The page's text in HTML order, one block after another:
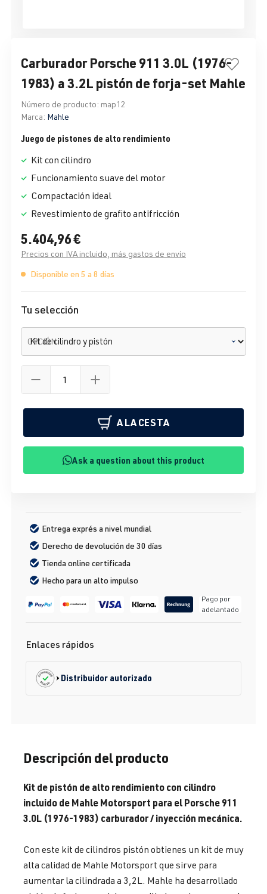
Carburador Porsche 911 3.0L (1976-
1983) a 3.2L pistón de forja-set Mahle
Número de producto: map12
Marca: Mahle
Juego de pistones de alto rendimiento
Kit con cilindro
Funcionamiento suave del motor
Compactación ideal
Revestimiento de grafito antifricción
5.404,96 €
Precios con IVA incluido, más gastos de envío
Disponible en 5 a 8 días
Tu selección
OPCIÓN
A LA CESTA
Ask a question about this product
Entrega exprés a nivel mundial
Derecho de devolución de 30 días
Tienda online certificada
Hecho para un alto impulso
Pago por
adelantado
Enlaces rápidos
Distribuidor autorizado
Descripción del producto
Kit de pistón de alto rendimiento con cilindro
incluido de Mahle Motorsport para el Porsche 911
3.0L (1976-1983) carburador / inyección mecánica.
Con este kit de cilindros pistón obtienes un kit de muy
alta calidad de Mahle Motorsport que sirve para
aumentar la cilindrada a 3,2L. Mahle ha desarrollado